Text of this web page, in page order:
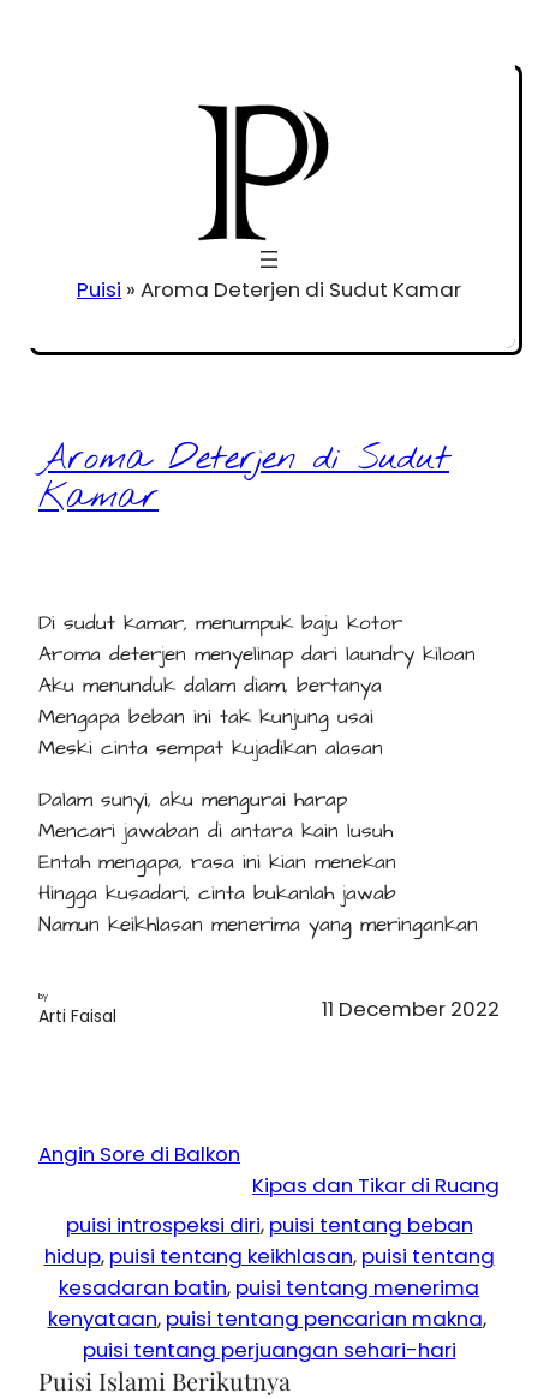
Puisi » Aroma Deterjen di Sudut Kamar
Aroma Deterjen di Sudut
Kamar
Di sudut kamar, menumpuk baju kotor
Aroma deterjen menyelinap dari laundry kiloan
Aku menunduk dalam diam, bertanya
Mengapa beban ini tak kunjung usai
Meski cinta sempat kujadikan alasan
Dalam sunyi, aku mengurai harap
Mencari jawaban di antara kain lusuh
Entah mengapa, rasa ini kian menekan
Hingga kusadari, cinta bukanlah jawab
Namun keikhlasan menerima yang meringankan
by
Arti Faisal 11 December 2022
Angin Sore di Balkon
Kipas dan Tikar di Ruang
puisi introspeksi diri, puisi tentang beban
hidup, puisi tentang keikhlasan, puisi tentang
kesadaran batin, puisi tentang menerima
kenyataan, puisi tentang pencarian makna,
puisi tentang perjuangan sehari-hari
Puisi Islami Berikutnya